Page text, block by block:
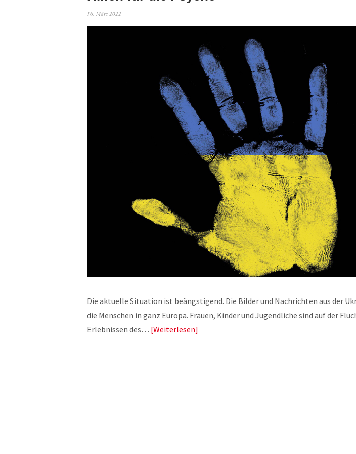
16. März 2022
Die aktuelle Situation ist beängstigend. Die Bilder und Nachrichten aus der
die Menschen in ganz Europa. Frauen, Kinder und Jugendliche sind auf der
Erlebnissen des… Weiterlesen